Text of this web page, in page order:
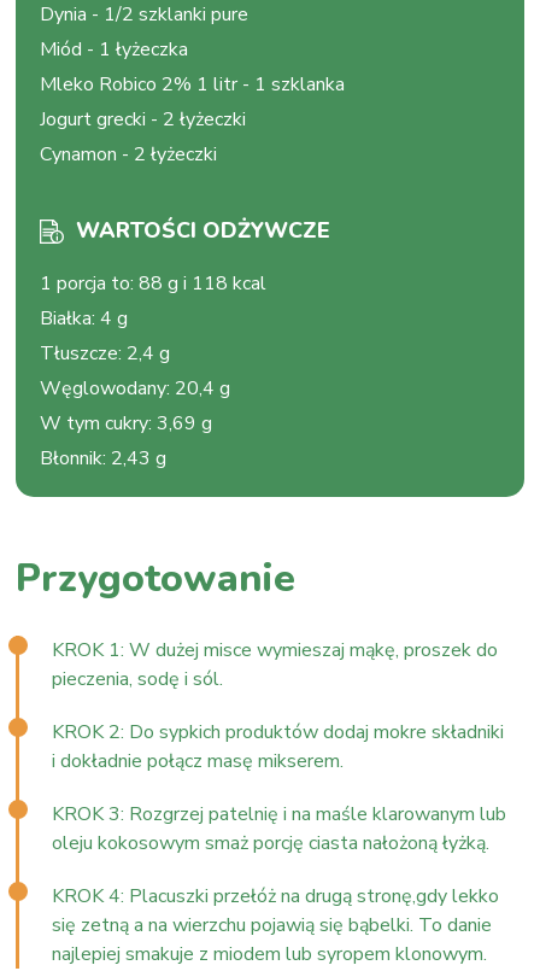
Dynia - 1/2 szklanki pure
Miód - 1 łyżeczka
Mleko Robico 2% 1 litr - 1 szklanka
Jogurt grecki - 2 łyżeczki
Cynamon - 2 łyżeczki
WARTOŚCI ODŻYWCZE
1 porcja to:88 g i 118 kcal
Białka:4 g
Tłuszcze: 2,4 g
Węglowodany: 20,4 g
W tym cukry:3,69 g
Błonnik: 2,43 g
Przygotowanie
KROK 1: W dużej misce wymieszaj mąkę, proszek do
pieczenia, sodę i sól.
KROK 2: Do sypkich produktów dodaj mokre składniki
i dokładnie połącz masę mikserem.
KROK 3: Rozgrzej patelnię i na maśle klarowanym lub
oleju kokosowym smaż porcję ciasta nałożoną łyżką.
KROK 4: Placuszki przełóż na drugą stronę,gdy lekko
się zetną a na wierzchu pojawią się bąbelki. To danie
najlepiej smakuje z miodem lub syropem klonowym.